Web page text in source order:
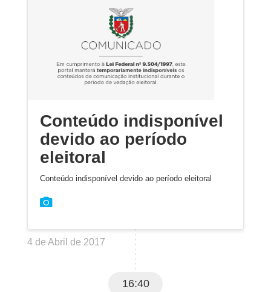
Conteúdo indisponível
devido ao período
eleitoral
Conteúdo indisponível devido ao período eleitoral
4 de Abril de 2017
16:40